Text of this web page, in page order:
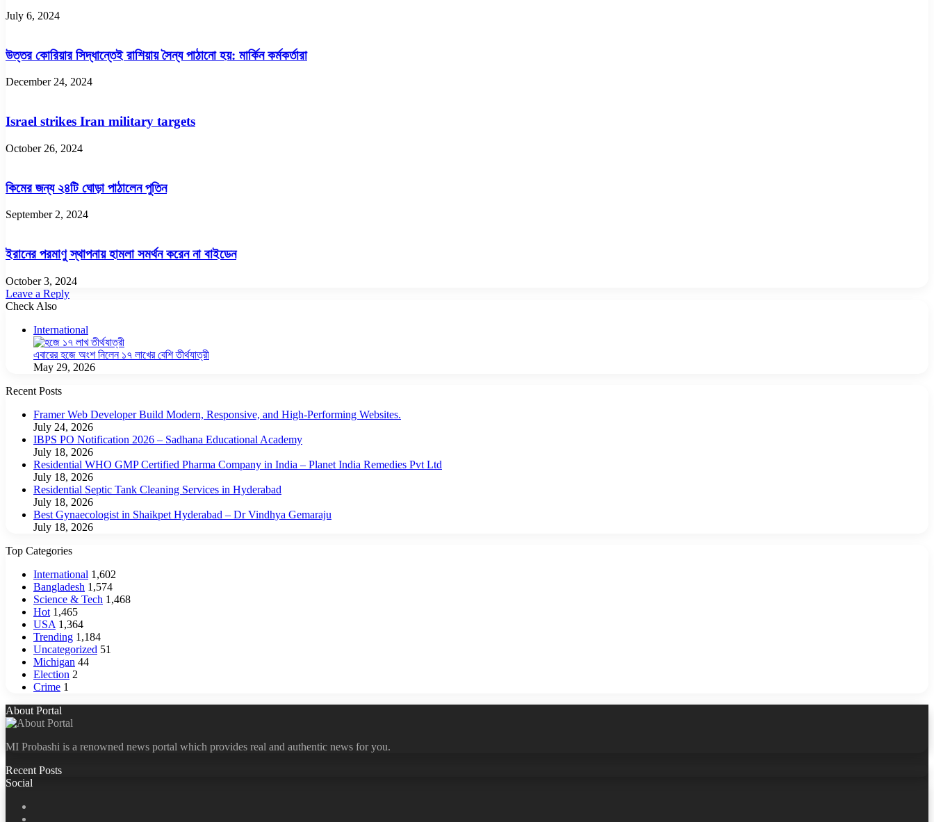
July 6, 2024
উত্তর কোরিয়ার সিদ্ধান্তেই রাশিয়ায় সৈন্য পাঠানো হয়: মার্কিন কর্মকর্তারা
December 24, 2024
Israel strikes Iran military targets
October 26, 2024
কিমের জন্য ২৪টি ঘোড়া পাঠালেন পুতিন
September 2, 2024
ইরানের পরমাণু স্থাপনায় হামলা সমর্থন করেন না বাইডেন
October 3, 2024
Leave a Reply
Check Also
International
এবারের হজে অংশ নিলেন ১৭ লাখের বেশি তীর্থযাত্রী
May 29, 2026
Recent Posts
Framer Web Developer Build Modern, Responsive, and High-Performing Websites.
July 24, 2026
IBPS PO Notification 2026 – Sadhana Educational Academy
July 18, 2026
Residential WHO GMP Certified Pharma Company in India – Planet India Remedies Pvt Ltd
July 18, 2026
Residential Septic Tank Cleaning Services in Hyderabad
July 18, 2026
Best Gynaecologist in Shaikpet Hyderabad – Dr Vindhya Gemaraju
July 18, 2026
Top Categories
International 1,602
Bangladesh 1,574
Science & Tech 1,468
Hot 1,465
USA 1,364
Trending 1,184
Uncategorized 51
Michigan 44
Election 2
Crime 1
About Portal
MI Probashi is a renowned news portal which provides real and authentic news for you.
Recent Posts
Social